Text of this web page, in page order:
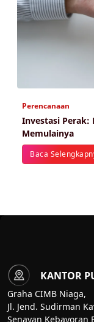
Perencanaan
Investasi Perak:
Memulainya
Baca
KANTOR
Graha CIMB Niaga,
Jl. Jend. Sudirman
Senayan Kebayoran